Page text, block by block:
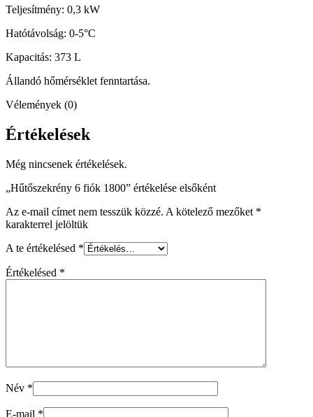
Teljesítmény: 0,3 kW
Hatótávolság: 0-5°C
Kapacitás: 373 L
Állandó hőmérséklet fenntartása.
Vélemények (0)
Értékelések
Még nincsenek értékelések.
„Hűtőszekrény 6 fiók 1800” értékelése elsőként
Az e-mail címet nem tesszük közzé. A kötelező mezőket *
karakterrel jelöltük
A te értékelésed *
Értékelésed *
Név *
E-mail *